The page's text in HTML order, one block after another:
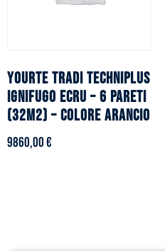
YOURTE TRADI TECHNIPLUS
ignifugo ecru – 6 pareti
(32m2) – Colore arancio
9860,00€